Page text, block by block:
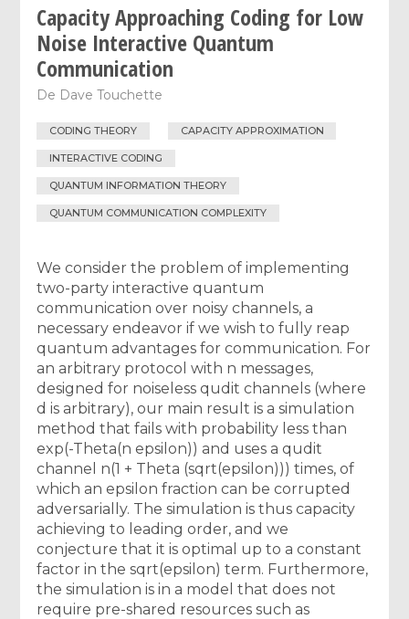
Capacity Approaching Coding for Low
Noise Interactive Quantum
Communication
De Dave Touchette
CODING THEORY CAPACITY APPROXIMATION
INTERACTIVE CODING
QUANTUM INFORMATION THEORY
QUANTUM COMMUNICATION COMPLEXITY
We consider the problem of implementing
two-party interactive quantum
communication over noisy channels, a
necessary endeavor if we wish to fully reap
quantum advantages for communication. For
an arbitrary protocol with n messages,
designed for noiseless qudit channels (where
d is arbitrary), our main result is a simulation
method that fails with probability less than
exp(-Theta(n epsilon)) and uses a qudit
channel n(1 + Theta (sqrt(epsilon))) times, of
which an epsilon fraction can be corrupted
adversarially. The simulation is thus capacity
achieving to leading order, and we
conjecture that it is optimal up to a constant
factor in the sqrt(epsilon) term. Furthermore,
the simulation is in a model that does not
require pre-shared resources such as